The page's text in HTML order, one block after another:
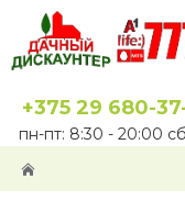
+375 29 680-
пн-пт: 8:30 - 20:00